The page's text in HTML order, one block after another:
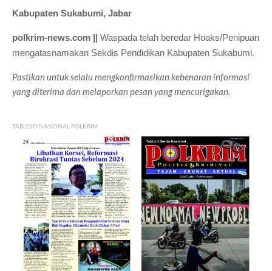
Kabupaten Sukabumi, Jabar
polkrim-news.com || Waspada telah beredar Hoaks/Penipuan
mengatasnamakan Sekdis Pendidikan Kabupaten Sukabumi.
Pastikan untuk selalu mengkonfirmasikan kebenaran informasi
yang diterima dan melaporkan pesan yang mencurigakan.
TABLOID NASIONAL POLKRIM